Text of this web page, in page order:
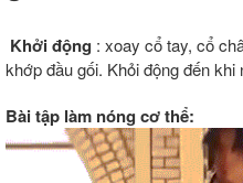
Khởi động : xoay cổ tay, cổ
khớp đầu gối. Khỏi động đến
Bài tập làm nóng cơ thể: